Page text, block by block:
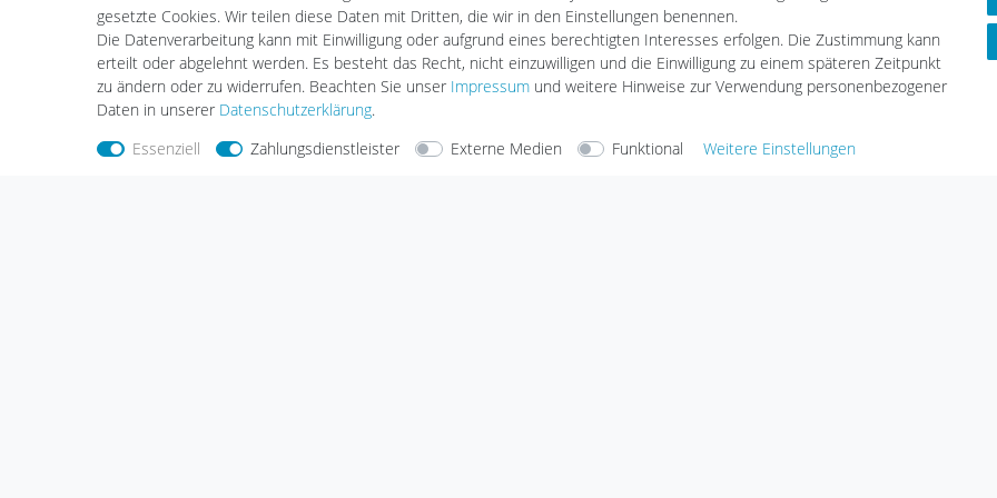
Smartphone Zubehör
gesetzte Cookies. Wir teilen diese Daten mit Dritten, die wir in den Einstellungen benennen.
Die Datenverarbeitung kann mit Einwilligung oder aufgrund eines berechtigten Interesses erfolgen. Die Zustimmung kann
erteilt oder abgelehnt werden. Es besteht das Recht, nicht einzuwilligen und die Einwilligung zu einem späteren Zeitpunkt
zu ändern oder zu widerrufen. Beachten Sie unser Impressum und weitere Hinweise zur Verwendung personenbezogener
Daten in unserer Daten­schutz­erklärung.
Essenziell
Zahlungsdienstleister Externe Medien Funktional Weitere Einstellungen